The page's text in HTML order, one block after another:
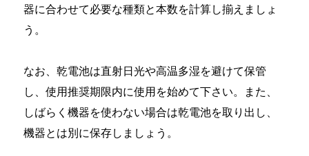
器に合わせて必要な種類と本数を計算し揃えましょ
う。
なお、乾電池は直射日光や高温多湿を避けて保管
し、使用推奨期限内に使用を始めて下さい。また、
しばらく機器を使わない場合は乾電池を取り出し、
機器とは別に保存しましょう。